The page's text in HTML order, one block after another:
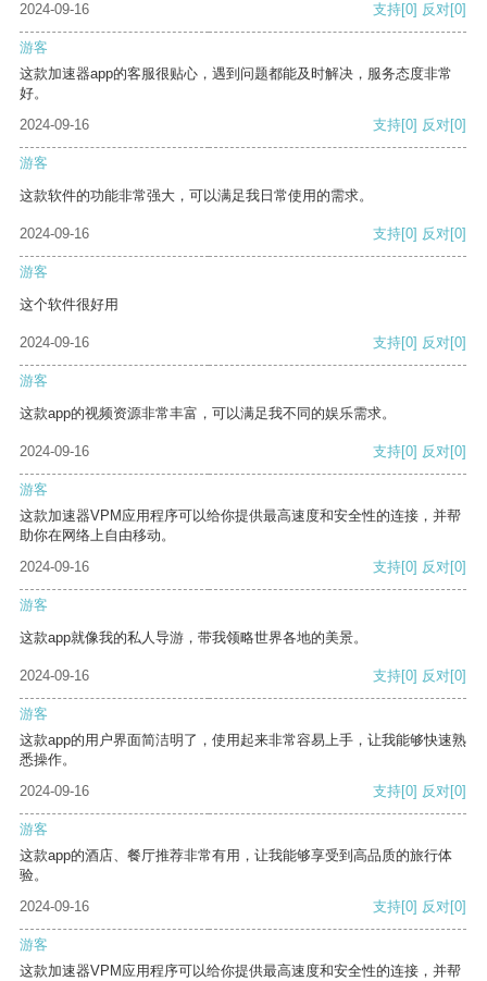
2024-09-16
支持[0] 反对[0]
游客
这款加速器app的客服很贴心，遇到问题都能及时解决，服务态度非常
好。
2024-09-16
支持[0] 反对[0]
游客
这款软件的功能非常强大，可以满足我日常使用的需求。
2024-09-16 支持[0] 反对[0]
游客
这个软件很好用
2024-09-16 支持[0] 反对[0]
游客
这款app的视频资源非常丰富，可以满足我不同的娱乐需求。
2024-09-16 支持[0] 反对[0]
游客
这款加速器VPM应用程序可以给你提供最高速度和安全性的连接，并帮
助你在网络上自由移动。
2024-09-16
支持[0] 反对[0]
游客
这款app就像我的私人导游，带我领略世界各地的美景。
2024-09-16 支持[0] 反对[0]
游客
这款app的用户界面简洁明了，使用起来非常容易上手，让我能够快速熟
悉操作。
2024-09-16
支持[0] 反对[0]
游客
这款app的酒店、餐厅推荐非常有用，让我能够享受到高品质的旅行体
验。
2024-09-16
支持[0] 反对[0]
游客
这款加速器VPM应用程序可以给你提供最高速度和安全性的连接，并帮